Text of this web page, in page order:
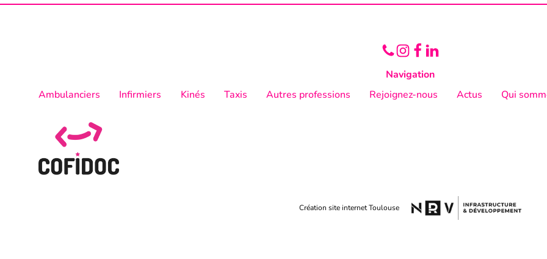
Navigation
Ambulanciers
Infirmiers Kinés Taxis Autres professions Rejoignez-nous Actus Qui
Création site internet Toulouse